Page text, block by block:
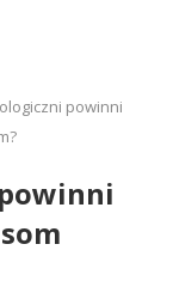
powinni